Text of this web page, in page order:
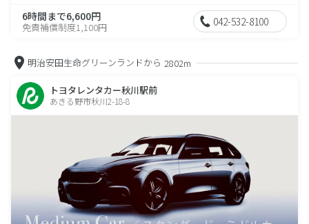
6時間まで6,600円
免責補償制度1,100円 042-532-8100
明治安田生命グリーンランドから 2802m
トヨタレンタカー秋川駅前
あきる野市秋川2-18-8